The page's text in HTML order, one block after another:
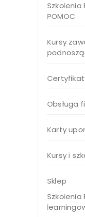
Szkolenia
POMOC
Kursy
Obsługa
Karty
Kursy i
Sklep
Szkolenia